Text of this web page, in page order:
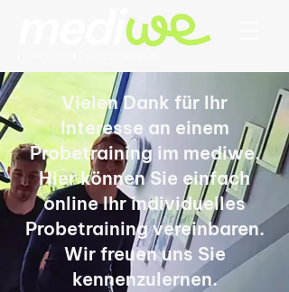
Vielen Dank für Ihr
Interesse an einem
Probetraining im mediwe.
Hier können Sie einfach
online Ihr individuelles
Probetraining vereinbaren.
Wir freuen uns Sie
kennenzulernen.